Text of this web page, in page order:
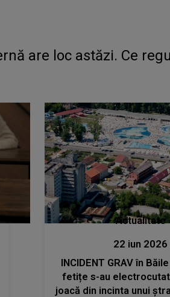
are loc astăzi. Ce
Actualitate
22 iun 2026
INCIDENT GRAV în
fetițe s-au
joacă din incinta unui